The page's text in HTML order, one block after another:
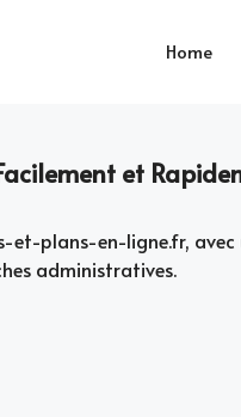
Home
et
et-plans-en-ligne.fr, avec
administratives.